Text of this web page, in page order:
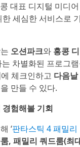
대표 디지털 미디
세심한 서비스로
오션파크와 홍콩
차별화된 프로그
에 체크인하고 다음
만들 수 있다.
험해볼 기회
‘판타스틱 4 패밀
, 패밀리 쿼드룸(최